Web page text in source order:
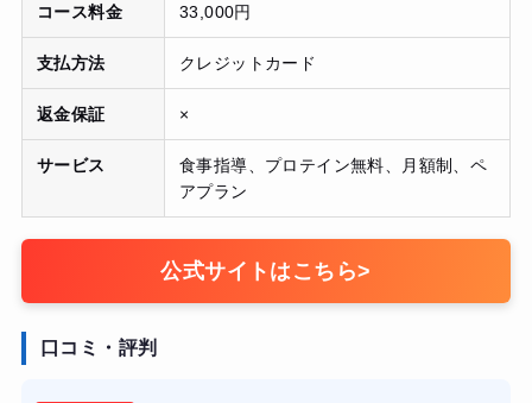
コース料金 33,000円
支払方法 クレジットカード
返金保証 ×
サービス
食事指導、プロテイン無料、月額制、ペ
アプラン
公式サイトはこちら>
口コミ・評判